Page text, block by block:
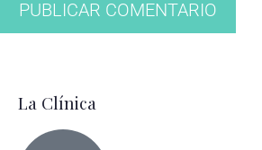
La Clínica